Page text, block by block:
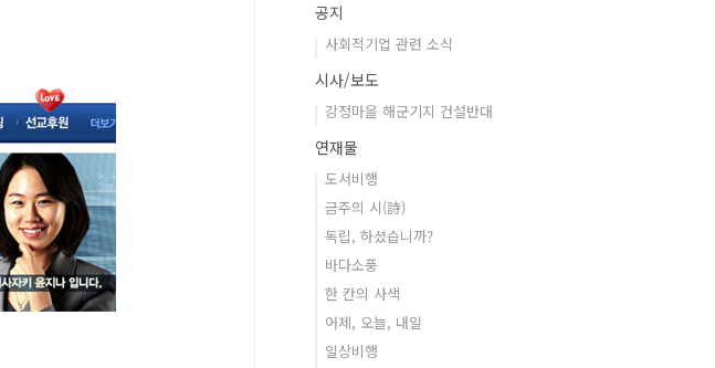
공지
사회적기업 관련 소식
시사/보도
강정마을 해군기지 건설반대
연재물
도서비행
금주의 시(詩)
독립, 하셨습니까?
바다소풍
한 칸의 사색
어제, 오늘, 내일
일상비행